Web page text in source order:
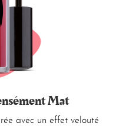
Mat
avec un effet velouté